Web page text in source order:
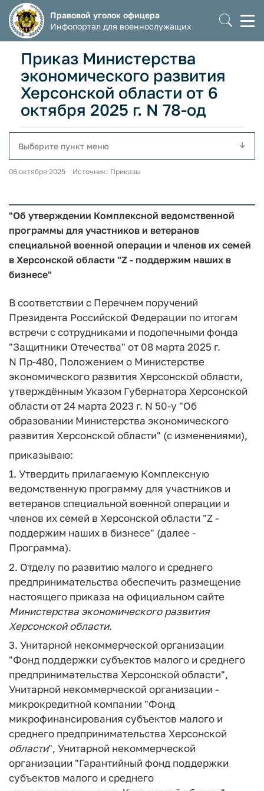
Правовой уголок офицера
Инфопортал для военнослужащих
Приказ Министерства
экономического развития
Херсонской области от 6
октября 2025 г. N 78-од
Выберите пункт меню
06 октября 2025 Источник: Приказы
"Об утверждении Комплексной ведомственной
программы для участников и ветеранов
специальной военной операции и членов их семей
в Херсонской области "Z - поддержим наших в
бизнесе"
В соответствии с Перечнем поручений
Президента Российской Федерации по итогам
встречи с сотрудниками и подопечными фонда
"Защитники Отечества" от 08 марта 2025 г.
N Пр-480, Положением о Министерстве
экономического развития Херсонской области,
утверждённым Указом Губернатора Херсонской
области от 24 марта 2023 г. N 50-у "Об
образовании Министерства экономического
развития Херсонской области" (с изменениями),
приказываю:
1. Утвердить прилагаемую Комплексную
ведомственную программу для участников и
ветеранов специальной военной операции и
членов их семей в Херсонской области "Z -
поддержим наших в бизнесе" (далее -
Программа).
2. Отделу по развитию малого и среднего
предпринимательства обеспечить размещение
настоящего приказа на официальном сайте
Министерства экономического развития
Херсонской области.
3. Унитарной некоммерческой организации
"Фонд поддержки субъектов малого и среднего
предпринимательства Херсонской области",
Унитарной некоммерческой организации -
микрокредитной компании "Фонд
микрофинансирования субъектов малого и
среднего предпринимательства Херсонской
области", Унитарной некоммерческой
организации "Гарантийный фонд поддержки
субъектов малого и среднего